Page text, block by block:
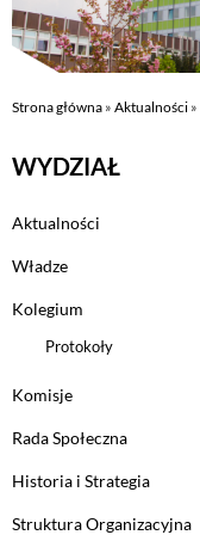
Strona główna » Aktualności »
WYDZIAŁ
Aktualności
Władze
Kolegium
Protokoły
Komisje
Rada Społeczna
Historia i Strategia
Struktura Organizacyjna